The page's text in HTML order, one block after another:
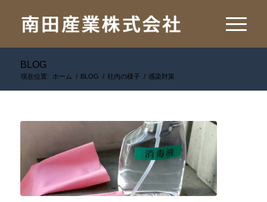
BLOG
現在位置: ホーム / BLOG / 社内の様子 / 感染対策